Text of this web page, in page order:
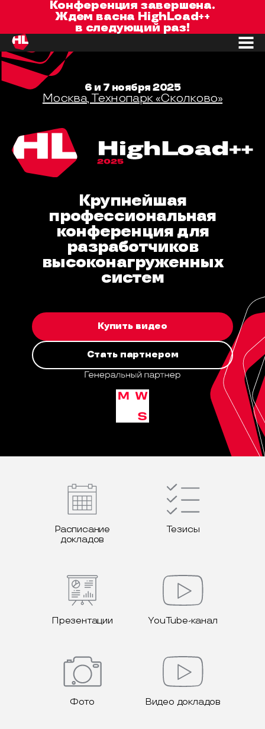
Конференция завершена.
Ждем васна HighLoad++
в следующий раз!
Крупнейшая
профессиональная
конференция для
разработчиков
высоконагруженных
систем
6 и 7 ноября 2025
Москва, Технопарк «Сколково»
Купить видео
Стать партнером
Расписание
докладов
Тезисы
Презентации YouTube-канал
Фото Видео докладов